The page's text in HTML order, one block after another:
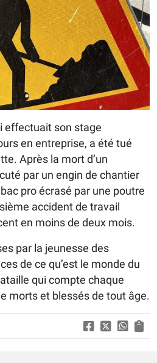
effectuait son stage
en entreprise, a été tué
Après la mort d’un
par un engin de chantier
pro écrasé par une poutre
accident de travail
en moins de deux mois.
par la jeunesse des
de ce qu’est le monde du
qui compte chaque
morts et blessés de tout âge.